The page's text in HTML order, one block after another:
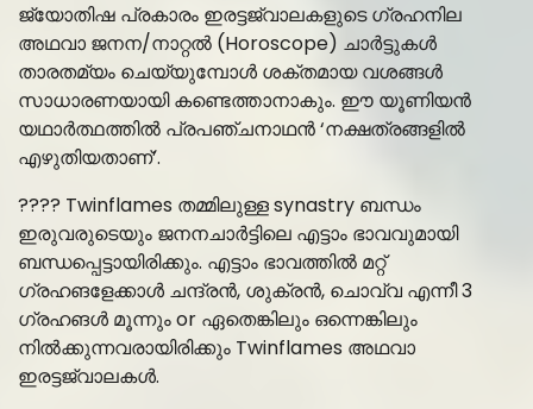
ജ്യോതിഷ പ്രകാരം ഇരട്ടജ്വാലകളുടെ ഗ്രഹനില
അഥവാ ജനന/നാറ്റൽ (Horoscope) ചാർട്ടുകൾ
താരതമ്യം ചെയ്യുമ്പോൾ ശക്തമായ വശങ്ങൾ
സാധാരണയായി കണ്ടെത്താനാകും. ഈ യൂണിയൻ
യഥാർത്ഥത്തിൽ പ്രപഞ്ചനാഥൻ ‘നക്ഷത്രങ്ങളിൽ
എഴുതിയതാണ്’.
???? Twinflames തമ്മിലുള്ള synastry ബന്ധം
ഇരുവരുടെയും ജനനചാർട്ടിലെ എട്ടാം ഭാവവുമായി
ബന്ധപ്പെട്ടായിരിക്കും. എട്ടാം ഭാവത്തിൽ മറ്റ്
ഗ്രഹങളേക്കാൾ ചന്ദ്രൻ, ശുക്രൻ, ചൊവ്വ എന്നീ 3
ഗ്രഹങൾ മൂന്നും or ഏതെങ്കിലും ഒന്നെങ്കിലും
നിൽക്കുന്നവരായിരിക്കും Twinflames അഥവാ
ഇരട്ടജ്വാലകൾ.